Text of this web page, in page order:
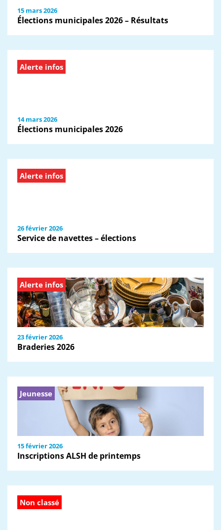
15 mars 2026
Élections municipales 2026 – Résultats
Alerte infos
14 mars 2026
Élections municipales 2026
Alerte infos
26 février 2026
Service de navettes – élections
Alerte infos
23 février 2026
Braderies 2026
Jeunesse
15 février 2026
Inscriptions ALSH de printemps
Non classé